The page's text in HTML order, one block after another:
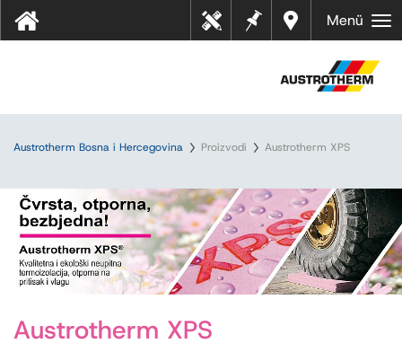
Dealer
s near
Bilješk
Tehn
ički
Menü
Austrotherm Bosna i Hercegovina Proizvodi Austrotherm XPS
Austrotherm XPS